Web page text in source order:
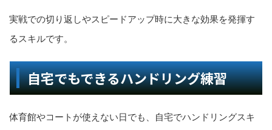
実戦での切り返しやスピードアップ時に大きな効果を発揮す
るスキルです。
自宅でもできるハンドリング練習
体育館やコートが使えない日でも、自宅でハンドリングスキ